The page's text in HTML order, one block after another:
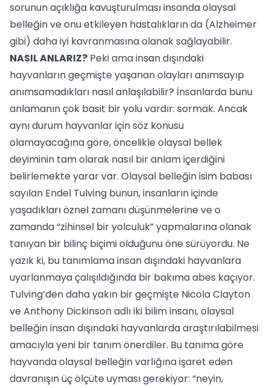
sorunun açıklığa kavuşturulması insanda olaysal
belleğin ve onu etkileyen hastalıkların da (Alzheimer
gibi) daha iyi kavranmasına olanak sağlayabilir.
NASIL ANLARIZ? Peki ama insan dışındaki
hayvanların geçmişte yaşanan olayları anımsayıp
anımsamadıkları nasıl anlaşılabilir? İnsanlarda bunu
anlamanın çok basit bir yolu vardır: sormak. Ancak
aynı durum hayvanlar için söz konusu
olamayacağına göre, öncelikle olaysal bellek
deyiminin tam olarak nasıl bir anlam içerdiğini
belirlemekte yarar var. Olaysal belleğin isim babası
sayılan Endel Tulving bunun, insanların içinde
yaşadıkları öznel zamanı düşünmelerine ve o
zamanda “zihinsel bir yolculuk” yapmalarına olanak
tanıyan bir bilinç biçimi olduğunu öne sürüyordu. Ne
yazık ki, bu tanımlama insan dışındaki hayvanlara
uyarlanmaya çalışıldığında bir bakıma abes kaçıyor.
Tulving’den daha yakın bir geçmişte Nicola Clayton
ve Anthony Dickinson adlı iki bilim insanı, olaysal
belleğin insan dışındaki hayvanlarda araştırılabilmesi
amacıyla yeni bir tanım önerdiler. Bu tanıma göre
hayvanda olaysal belleğin varlığına işaret eden
davranışın üç ölçüte uyması gerekiyor: “neyin,